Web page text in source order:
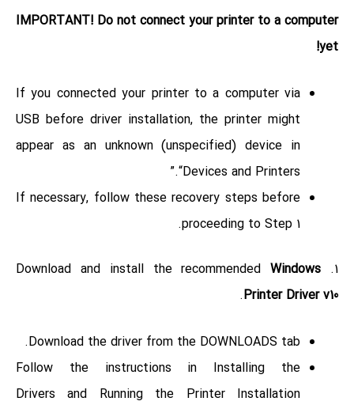
IMPORTANT! Do not connect your printer to a computer
yet!
If you connected your printer to a computer via
USB before driver installation, the printer might
appear as an unknown (unspecified) device in
“Devices and Printers.”
If necessary, follow these recovery steps before
proceeding to Step 1.
1. Download and install the recommended
Windows
Printer Driver v10
.
Download the driver from the DOWNLOADS tab.
Follow the instructions in Installing the
Drivers and Running the Printer Installation